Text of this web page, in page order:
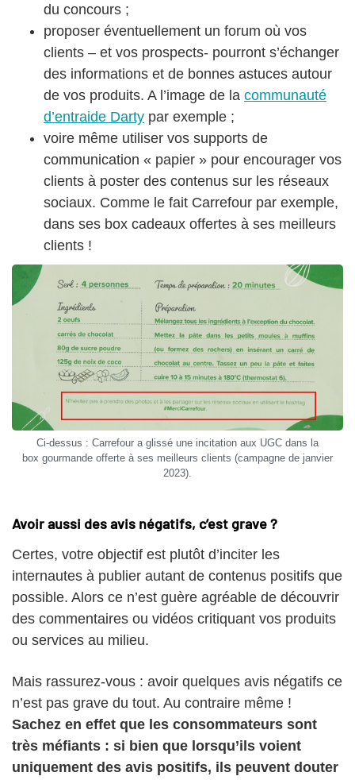
du concours ;
proposer éventuellement un forum où vos
clients – et vos prospects- pourront s’échanger
des informations et de bonnes astuces autour
de vos produits. A l’image de la communauté
d’entraide Darty par exemple ;
voire même utiliser vos supports de
communication « papier » pour encourager vos
clients à poster des contenus sur les réseaux
sociaux. Comme le fait Carrefour par exemple,
dans ses box cadeaux offertes à ses meilleurs
clients !
Ci-dessus : Carrefour a glissé une incitation aux UGC dans la
box gourmande offerte à ses meilleurs clients (campagne de janvier
2023).
Avoir aussi des avis négatifs, c’est grave ?
Certes, votre objectif est plutôt d’inciter les
internautes à publier autant de contenus positifs que
possible. Alors ce n’est guère agréable de découvrir
des commentaires ou vidéos critiquant vos produits
ou services au milieu.
Mais rassurez-vous : avoir quelques avis négatifs ce
n’est pas grave du tout. Au contraire même !
Sachez en effet que les consommateurs sont
très méfiants : si bien que lorsqu’ils voient
uniquement des avis positifs, ils peuvent douter